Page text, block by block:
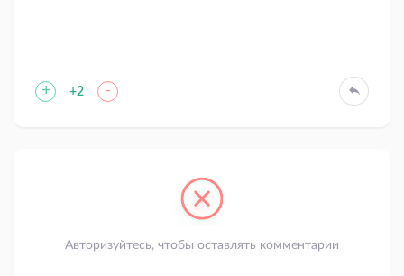
+ +2 -
Авторизуйтесь, чтобы оставлять комментарии